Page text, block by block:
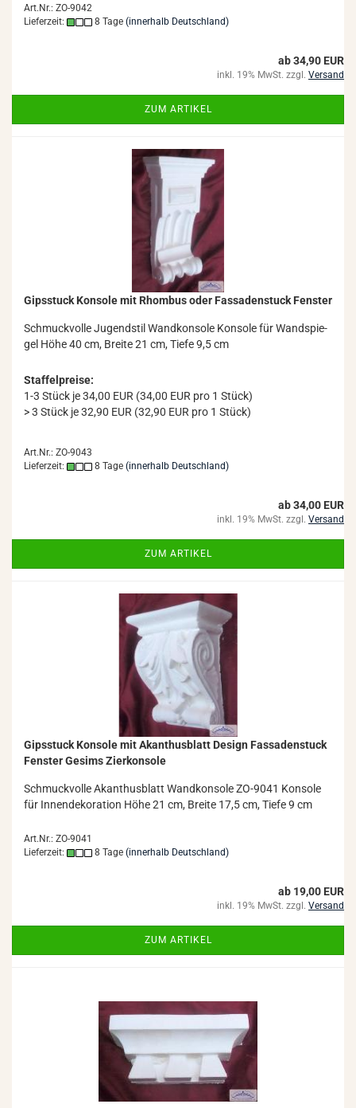
Art.Nr.: ZO-9042
Lieferzeit:
8 Tage (innerhalb Deutschland)
ab 34,90 EUR
inkl. 19% MwSt. zzgl. Versand
ZUM ARTIKEL
Gips­stuck Kon­so­le mit Rhom­bus oder Fas­sa­den­stuck Fens­ter
Schmuck­vol­le Ju­gend­stil Wand­kon­so­le Kon­so­le für Wand­spie­
gel Höhe 40 cm, Brei­te 21 cm, Tiefe 9,5 cm
Staffelpreise:
1-3 Stück je 34,00 EUR (34,00 EUR pro 1 Stück)
> 3 Stück je 32,90 EUR (32,90 EUR pro 1 Stück)
Art.Nr.: ZO-9043
Lieferzeit:
8 Tage (innerhalb Deutschland)
ab 34,00 EUR
inkl. 19% MwSt. zzgl. Versand
ZUM ARTIKEL
Gips­stuck Kon­so­le mit Akan­thus­blatt De­sign Fas­sa­den­stuck
Fens­ter Ge­sims Zier­kon­so­le
Schmuck­vol­le Akan­thus­blatt Wand­kon­so­le ZO-​9041 Kon­so­le
für In­nen­de­ko­ra­ti­on Höhe 21 cm, Brei­te 17,5 cm, Tiefe 9 cm
Art.Nr.: ZO-9041
Lieferzeit:
8 Tage (innerhalb Deutschland)
ab 19,00 EUR
inkl. 19% MwSt. zzgl. Versand
ZUM ARTIKEL